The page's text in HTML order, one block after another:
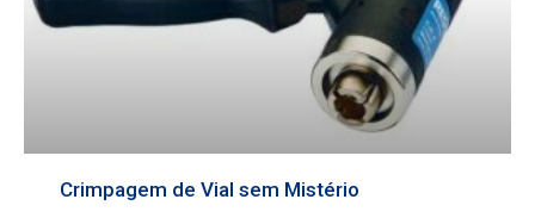
Crimpagem de Vial sem Mistério